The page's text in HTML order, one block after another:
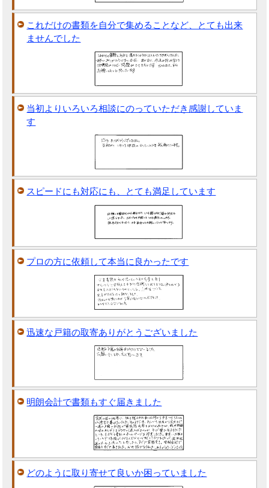
これだけの書類を自分で集めることなど、とても出来
ませんでした
当初よりいろいろ相談にのっていただき感謝していま
す
スピードにも対応にも、とても満足しています
プロの方に依頼して本当に良かったです
迅速な戸籍の取寄ありがとうございました
明朗会計で書類もすぐ届きました
どのように取り寄せて良いか困っていました